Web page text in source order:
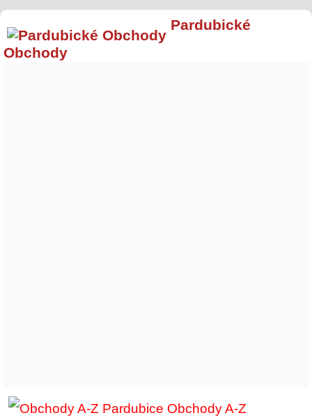
Pardubické
Obchody
Obchody A-Z